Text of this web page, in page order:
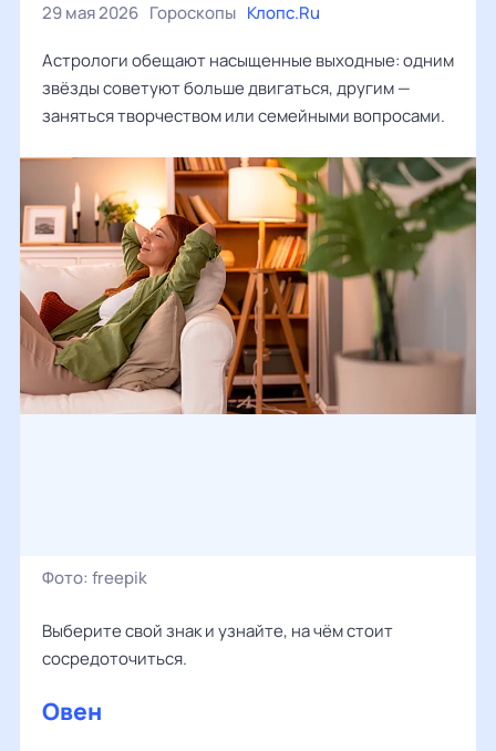
29 мая 2026 Гороскопы Клопс.Ru
Астрологи обещают насыщенные выходные: одним
звёзды советуют больше двигаться, другим —
заняться творчеством или семейными вопросами.
Фото: freepik
Выберите свой знак и узнайте, на чём стоит
сосредоточиться.
Овен